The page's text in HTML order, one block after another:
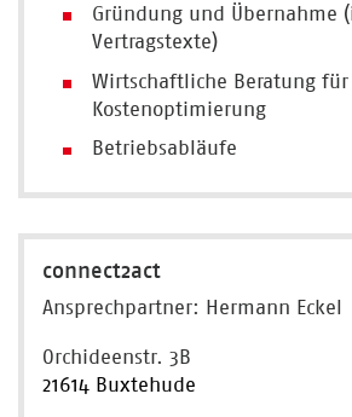
Gründung und Übernahme
Vertragstexte)
Wirtschaftliche Beratung für
Kostenoptimierung
Betriebsabläufe
connect2act
Ansprechpartner: Hermann Eckel
Orchideenstr. 3B
21614 Buxtehude